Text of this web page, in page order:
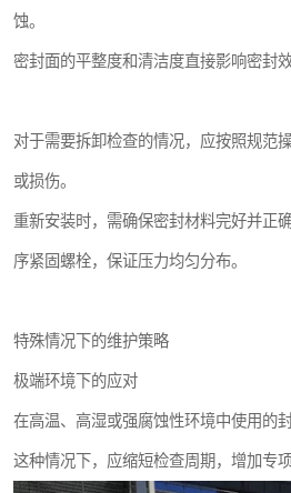
蚀。
密封面的平整度和清洁度直接影响密封
对于需要拆卸检查的情况，应按照规范
或损伤。
重新安装时，需确保密封材料完好并正
序紧固螺栓，保证压力均匀分布。
特殊情况下的维护策略
极端环境下的应对
在高温、高湿或强腐蚀性环境中使用的
这种情况下，应缩短检查周期，增加专项